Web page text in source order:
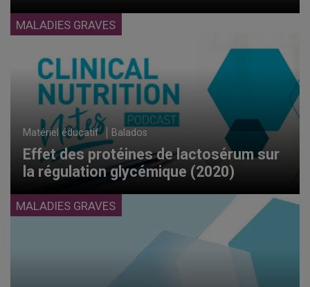
MALADIES GRAVES
Matériel éducatif Balados
Effet des protéines de lactosérum sur
la régulation glycémique (2020)
MALADIES GRAVES